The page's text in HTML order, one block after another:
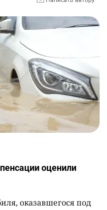
оценили
оказавшегося под